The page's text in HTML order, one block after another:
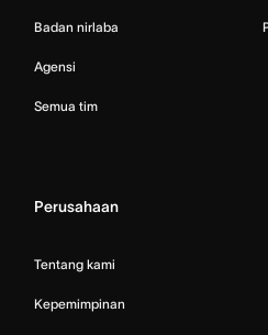
Badan nirlaba
Agensi
Semua tim
Perusahaan
Tentang kami
Kepemimpinan